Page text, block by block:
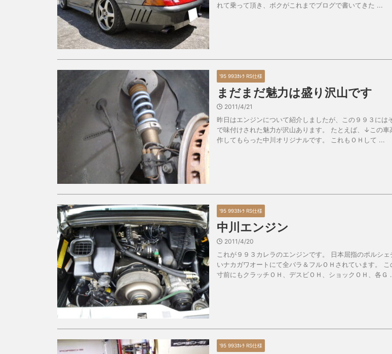
れて乗って頂き、ボクがこれまでブログで書いてきた ...
'95 993ｶﾚﾗ RS仕様
まだまだ魅力は盛り沢山です
2011/4/21
昨日はエンジンについて紹介しましたが、この９９３には
で味付けされた魅力が沢山あります。 たとえば、↓この車
作してもらった中川オリジナルです。 これもＯＨして ...
'95 993ｶﾚﾗ RS仕様
中川エンジン
2011/4/20
これが９９３カレラのエンジンです。 日本屈指のポルシ
いナカガワオートにて全バラ＆フルＯＨされています。
寸前にもクラッチＯＨ、デスビＯＨ、ショックＯＨ、各Ｇ
'95 993ｶﾚﾗ RS仕様